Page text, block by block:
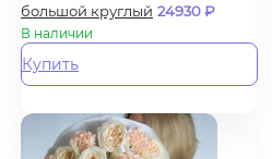
большой круглый 24930₽
В наличии
Купить